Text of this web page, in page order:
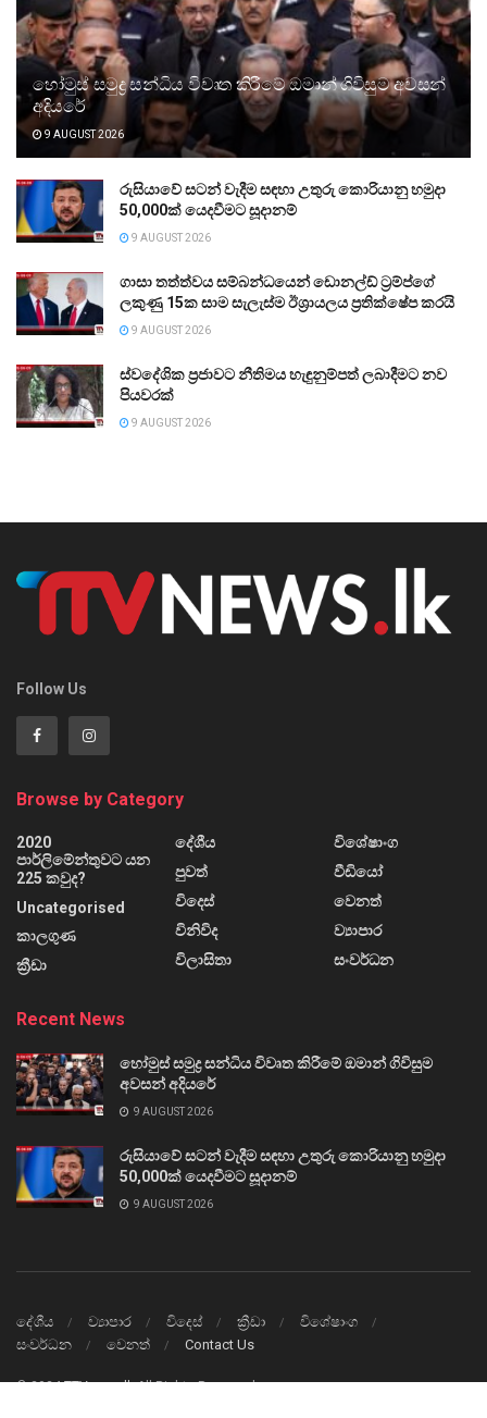
හෝමුස් සමුද්‍ර සන්ධිය විවෘත කිරීමේ ඔමාන් ගිවිසුම අවසන්
අදියරේ
9 AUGUST 2026
රුසියාවේ සටන් වැදීම සඳහා උතුරු කොරියානු හමුදා
50,000ක් යෙදවීමට සූදානම්
9 AUGUST 2026
ගාසා තත්ත්වය සම්බන්ධයෙන් ඩොනල්ඩ් ට්‍රම්ප්ගේ
ලකුණු 15ක සාම සැලැස්ම ඊශ්‍රායලය ප්‍රතික්ෂේප කරයි
9 AUGUST 2026
ස්වදේශික ප්‍රජාවට නීතිමය හැඳුනුම්පත් ලබාදීමට නව
පියවරක්
9 AUGUST 2026
Follow Us
Browse by Category
2020
පාර්ලිමේන්තුවට යන
225 කවුද?
Uncategorised
කාලගුණ
ක්‍රීඩා
දේශීය
පුවත්
විදෙස්
විනිවිද
විලාසිතා
විශේෂාංග
වීඩියෝ
වෙනත්
ව්‍යාපාර
සංවර්ධන
Recent News
හෝමුස් සමුද්‍ර සන්ධිය විවෘත කිරීමේ ඔමාන් ගිවිසුම
අවසන් අදියරේ
9 AUGUST 2026
රුසියාවේ සටන් වැදීම සඳහා උතුරු කොරියානු හමුදා
50,000ක් යෙදවීමට සූදානම්
9 AUGUST 2026
දේශීය ව්‍යාපාර විදෙස් ක්‍රීඩා
විශේෂාංග
සංවර්ධන
වෙනත් Contact Us
© 2024TTVnews.lkAll Rights Reserved